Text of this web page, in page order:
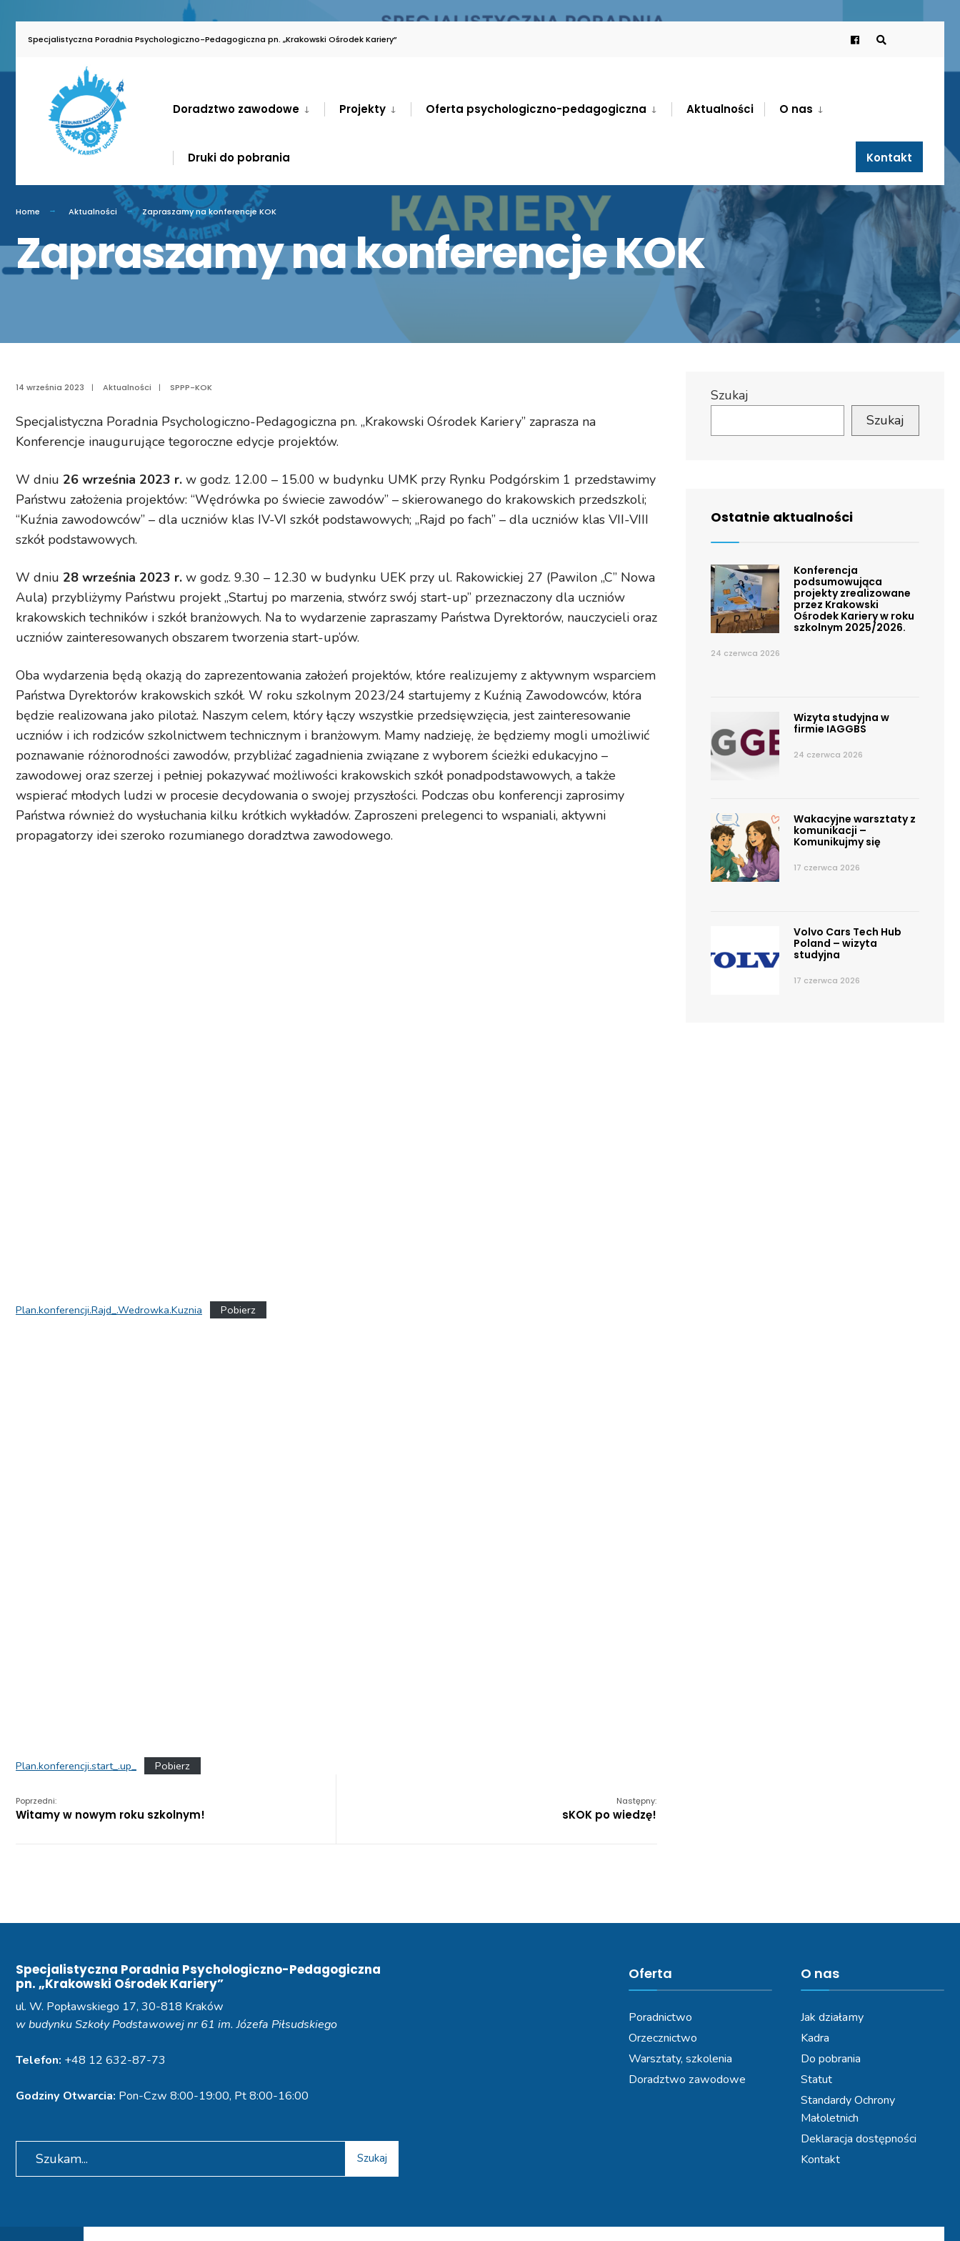
Skip
Specjalistyczna Poradnia Psychologiczno-Pedagogiczna pn. „Krakowski Ośrodek Kariery”
Doradztwo zawodowe Projekty Oferta psychologiczno-pedagogiczna Aktualności O nas
Druki do pobrania Kontakt
Home Aktualności Zapraszamy na konferencje KOK
Zapraszamy na konferencje KOK
14 września 2023 | Aktualności | SPPP-KOK
Specjalistyczna Poradnia Psychologiczno-Pedagogiczna pn. „Krakowski Ośrodek Kariery” zaprasza na
Konferencje inaugurujące tegoroczne edycje projektów.
W dniu 26 września 2023 r. w godz. 12.00 – 15.00 w budynku UMK przy Rynku Podgórskim 1 przedstawimy
Państwu założenia projektów: “Wędrówka po świecie zawodów” – skierowanego do krakowskich przedszkoli;
“Kuźnia zawodowców” – dla uczniów klas IV-VI szkół podstawowych; „Rajd po fach” – dla uczniów klas VII-VIII
szkół podstawowych.
W dniu 28 września 2023 r. w godz. 9.30 – 12.30 w budynku UEK przy ul. Rakowickiej 27 (Pawilon „C” Nowa
Aula) przybliżymy Państwu projekt„Startuj po marzenia, stwórz swój start-up” przeznaczony dla uczniów
krakowskich techników i szkół branżowych. Na to wydarzenie zapraszamy Państwa Dyrektorów, nauczycieli oraz
uczniów zainteresowanych obszarem tworzenia start-up’ów.
Oba wydarzenia będą okazją do zaprezentowania założeń projektów, które realizujemy z aktywnym wsparciem
Państwa Dyrektorów krakowskich szkół. W roku szkolnym 2023/24 startujemy z Kuźnią Zawodowców, która
będzie realizowana jako pilotaż. Naszym celem, który łączy wszystkie przedsięwzięcia, jest zainteresowanie
uczniów i ich rodziców szkolnictwem technicznym i branżowym. Mamy nadzieję, że będziemy mogli umożliwić
poznawanie różnorodności zawodów, przybliżać zagadnienia związane z wyborem ścieżki edukacyjno –
zawodowej oraz szerzej i pełniej pokazywać możliwości krakowskich szkół ponadpodstawowych, a także
wspierać młodych ludzi w procesie decydowania o swojej przyszłości. Podczas obu konferencji zaprosimy
Państwa również do wysłuchania kilku krótkich wykładów. Zaproszeni prelegenci to wspaniali, aktywni
propagatorzy idei szeroko rozumianego doradztwa zawodowego.
Plan.konferencji.Rajd_.Wedrowka.Kuznia Pobierz
Plan.konferencji.start_.up_ Pobierz
Poprzedni:
Witamy w nowym roku szkolnym!
Następny:
sKOK po wiedzę!
Szukaj
Szukaj
Ostatnie aktualności
Konferencja
podsumowująca
projekty zrealizowane
przez Krakowski
Ośrodek Kariery w roku
szkolnym 2025/2026.
24 czerwca 2026
Wizyta studyjna w
firmie IAGGBS
24 czerwca 2026
Wakacyjne warsztaty z
komunikacji –
Komunikujmy się
17 czerwca 2026
Volvo Cars Tech Hub
Poland – wizyta
studyjna
17 czerwca 2026
Specjalistyczna Poradnia Psychologiczno-Pedagogiczna
pn. „Krakowski Ośrodek Kariery”
ul. W. Popławskiego 17, 30-818 Kraków
w budynku Szkoły Podstawowej nr 61 im. Józefa Piłsudskiego
Telefon: +48 12 632-87-73
Godziny Otwarcia: Pon-Czw 8:00-19:00, Pt 8:00-16:00
Szukaj
Oferta
Poradnictwo
Orzecznictwo
Warsztaty, szkolenia
Doradztwo zawodowe
O nas
Jak działamy
Kadra
Do pobrania
Statut
Standardy Ochrony
Małoletnich
Deklaracja dostępności
Kontakt